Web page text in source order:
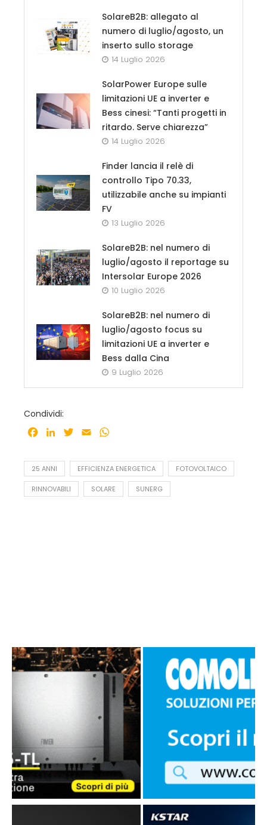
SolareB2B: allegato al
numero di luglio/agosto, un
inserto sullo storage
14 Luglio 2026
SolarPower Europe sulle
limitazioni UE a inverter e
Bess cinesi: “Tanti progetti in
ritardo. Serve chiarezza”
14 Luglio 2026
Finder lancia il relè di
controllo Tipo 70.33,
utilizzabile anche su impianti
FV
13 Luglio 2026
SolareB2B: nel numero di
luglio/agosto il reportage su
Intersolar Europe 2026
10 Luglio 2026
SolareB2B: nel numero di
luglio/agosto focus su
limitazioni UE a inverter e
Bess dalla Cina
9 Luglio 2026
Condividi:
Facebook
LinkedInTwitter
Email
25 ANNI EFFICIENZA ENERGETICA FOTOVOLTAICO
RINNOVABILI SOLARE SUNERG